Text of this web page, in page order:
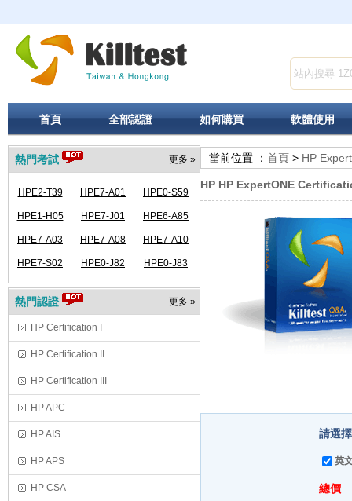
首頁 全部認證 如何購買 軟體使用
更多 »
熱門考試
HPE2-T39 HPE7-A01 HPE0-S59
HPE1-H05 HPE7-J01 HPE6-A85
HPE7-A03 HPE7-A08 HPE7-A10
HPE7-S02 HPE0-J82 HPE0-J83
更多 »
熱門認證
HP Certification I
HP Certification II
HP Certification III
HP APC
HP AIS
HP APS
HP CSA
當前位置 ： 首頁 > HP
HP HP ExpertONE
請選
英
總價